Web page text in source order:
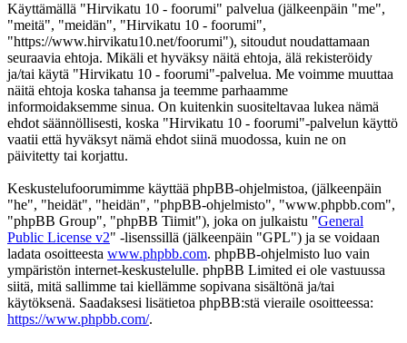
Käyttämällä "Hirvikatu 10 - foorumi" palvelua (jälkeenpäin "me",
"meitä", "meidän", "Hirvikatu 10 - foorumi",
"https://www.hirvikatu10.net/foorumi"), sitoudut noudattamaan
seuraavia ehtoja. Mikäli et hyväksy näitä ehtoja, älä rekisteröidy
ja/tai käytä "Hirvikatu 10 - foorumi"-palvelua. Me voimme muuttaa
näitä ehtoja koska tahansa ja teemme parhaamme
informoidaksemme sinua. On kuitenkin suositeltavaa lukea nämä
ehdot säännöllisesti, koska "Hirvikatu 10 - foorumi"-palvelun käyttö
vaatii että hyväksyt nämä ehdot siinä muodossa, kuin ne on
päivitetty tai korjattu.
Keskustelufoorumimme käyttää phpBB-ohjelmistoa, (jälkeenpäin
"he", "heidät", "heidän", "phpBB-ohjelmisto", "www.phpbb.com",
"phpBB Group", "phpBB Tiimit"), joka on julkaistu "General
Public License v2" -lisenssillä (jälkeenpäin "GPL") ja se voidaan
ladata osoitteesta www.phpbb.com. phpBB-ohjelmisto luo vain
ympäristön internet-keskustelulle. phpBB Limited ei ole vastuussa
siitä, mitä sallimme tai kiellämme sopivana sisältönä ja/tai
käytöksenä. Saadaksesi lisätietoa phpBB:stä vieraile osoitteessa:
https://www.phpbb.com/.